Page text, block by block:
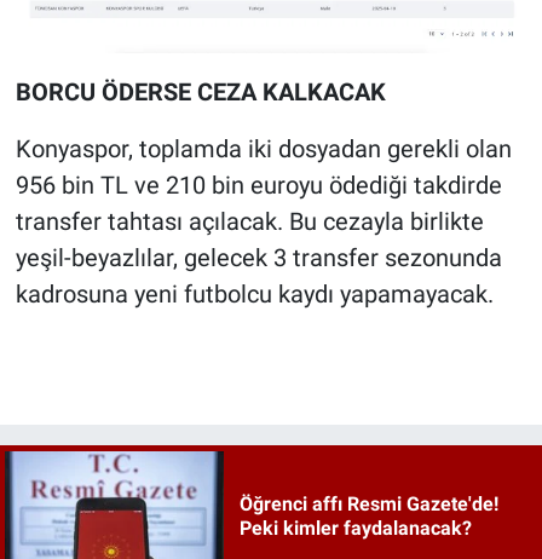
BORCU ÖDERSE CEZA KALKACAK
Konyaspor, toplamda iki dosyadan gerekli olan
956 bin TL ve 210 bin euroyu ödediği takdirde
transfer tahtası açılacak. Bu cezayla birlikte
yeşil-beyazlılar, gelecek 3 transfer sezonunda
kadrosuna yeni futbolcu kaydı yapamayacak.
Öğrenci affı Resmi Gazete'de!
Peki kimler faydalanacak?